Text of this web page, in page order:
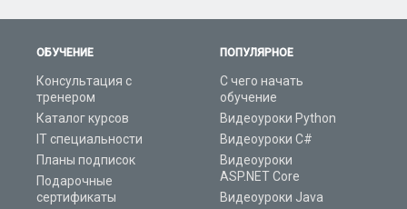
ОБУЧЕНИЕ
Консультация с
тренером
Каталог курсов
IT специальности
Планы подписок
Подарочные
сертификаты
ПОПУЛЯРНОЕ
С чего начать
обучение
Видеоуроки Python
Видеоуроки C#
Видеоуроки
ASP.NET Core
Видеоуроки Java